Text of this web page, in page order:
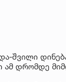
შვილი
ამ დრომდე